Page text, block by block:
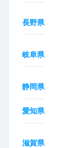
長野県
岐阜県
静岡県
愛知県
滋賀県